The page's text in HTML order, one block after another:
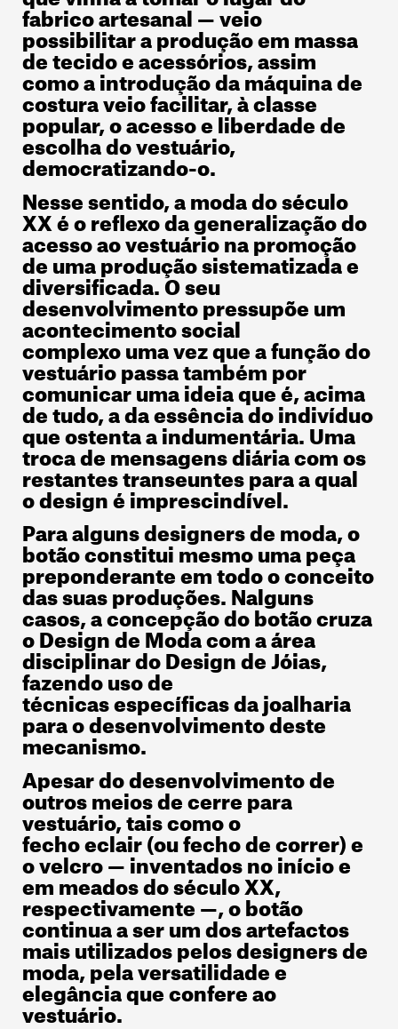
fabrico artesanal — veio
possibilitar a produção em massa
de tecido e acessórios, assim
como a introdução da máquina de
costura veio facilitar, à classe
popular, o acesso e liberdade de
escolha do vestuário,
democratizando-o.
Nesse sentido, a moda do século
XX é o reflexo da generalização do
acesso ao vestuário na promoção
de uma produção sistematizada e
diversificada. O seu
desenvolvimento pressupõe um
acontecimento social
complexo uma vez que a função do
vestuário passa também por
comunicar uma ideia que é, acima
de tudo, a da essência do indivíduo
que ostenta a indumentária. Uma
troca de mensagens diária com os
restantes transeuntes para a qual
o design é imprescindível.
Para alguns designers de moda, o
botão constitui mesmo uma peça
preponderante em todo o conceito
das suas produções. Nalguns
casos, a concepção do botão cruza
o Design de Moda com a área
disciplinar do Design de Jóias,
fazendo uso de
técnicas específicas da joalharia
para o desenvolvimento deste
mecanismo.
Apesar do desenvolvimento de
outros meios de cerre para
vestuário, tais como o
fecho eclair (ou fecho de correr) e
o velcro — inventados no início e
em meados do século XX,
respectivamente —, o botão
continua a ser um dos artefactos
mais utilizados pelos designers de
moda, pela versatilidade e
elegância que confere ao
vestuário.